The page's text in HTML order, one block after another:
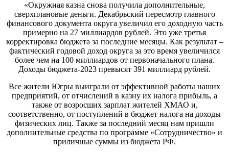
«Окружная казна снова получила дополнительные,
сверхплановые деньги. Декабрьский пересмотр главного
финансового документа округа увеличил его доходную часть
примерно на 27 миллиардов рублей. Это уже третья
корректировка бюджета за последние месяцы. Как результат –
фактический годовой доход округа за это время увеличился
более чем на 100 миллиардов от первоначального плана.
Доходы бюджета-2023 превысят 391 миллиард рублей.
Все жители Югры выиграли от эффективной работы наших
предприятий, от отчислений в казну их налога прибыль, а
также от возросших зарплат жителей ХМАО и,
соответственно, от поступлений в бюджет налога на доходы
физических лиц. Также за последний месяц нам пришли
дополнительные средства по программе «Сотрудничество» и
приличные суммы из бюджета РФ.